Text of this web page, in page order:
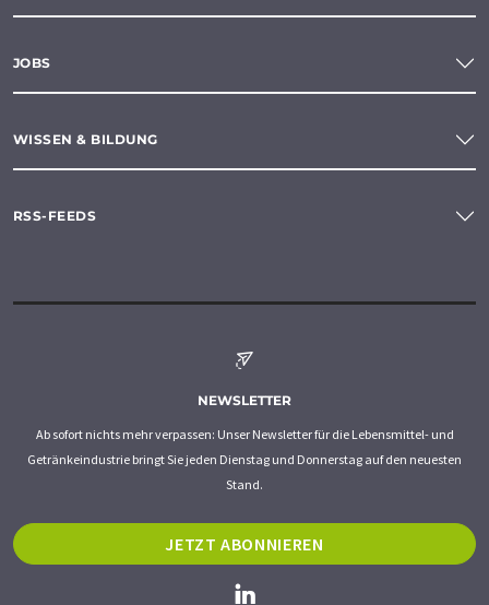
JOBS
WISSEN & BILDUNG
RSS-FEEDS
NEWSLETTER
Ab sofort nichts mehr verpassen: Unser Newsletter für die Lebensmittel- und
Getränkeindustrie bringt Sie jeden Dienstag und Donnerstag auf den neuesten
Stand.
JETZT ABONNIEREN